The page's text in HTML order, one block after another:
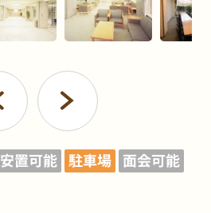
安置可能 駐車場 面会可能